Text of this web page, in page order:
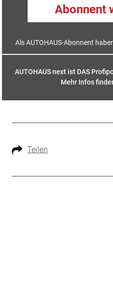
Abonnent
Als AUTOHAUS-Abonnent
AUTOHAUS next ist DAS
Mehr Infos
Teilen